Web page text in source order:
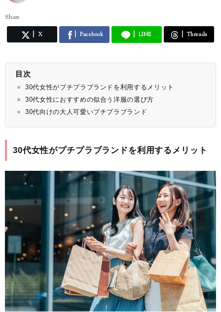
Share
X Facebook LINE Threads
目次
30代女性がプチプラブランドを利用するメリット
30代女性におすすめの似合う洋服の選び方
30代向けの大人可愛いプチプラブランド
30代女性がプチプラブランドを利用するメリット